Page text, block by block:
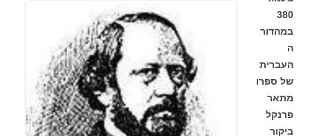
380
במהדור
ה
העברית
של ספרו
מתאר
פרנקל
ביקור